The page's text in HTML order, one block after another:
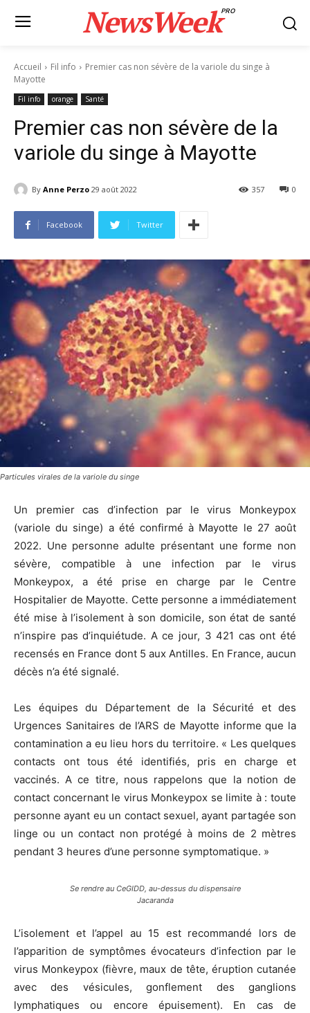
NewsWeekPRO
Accueil Fil info
Premier cas non sévère de la variole du singe à
Mayotte
Fil info orange Santé
Premier cas non sévère de la
variole du singe à Mayotte
By Anne Perzo 29 août 2022 0
357
Facebook Twitter
Particules virales de la variole du singe
Un premier cas d’infection par le virus Monkeypox
(variole du singe) a été confirmé à Mayotte le 27 août
2022. Une personne adulte présentant une forme non
sévère, compatible à une infection par le virus
Monkeypox, a été prise en charge par le Centre
Hospitalier de Mayotte. Cette personne a immédiatement
été mise à l’isolement à son domicile, son état de santé
n’inspire pas d’inquiétude. A ce jour, 3 421 cas ont été
recensés en France dont 5 aux Antilles. En France, aucun
décès n’a été signalé.
Les équipes du Département de la Sécurité et des
Urgences Sanitaires de l’ARS de Mayotte informe que la
contamination a eu lieu hors du territoire. « Les quelques
contacts ont tous été identifiés, pris en charge et
vaccinés. A ce titre, nous rappelons que la notion de
contact concernant le virus Monkeypox se limite à : toute
personne ayant eu un contact sexuel, ayant partagée son
linge ou un contact non protégé à moins de 2 mètres
pendant 3 heures d’une personne symptomatique. »
Se rendre au CeGIDD, au-dessus du dispensaire
Jacaranda
L’isolement et l’appel au 15 est recommandé lors de
l’apparition de symptômes évocateurs d’infection par le
virus Monkeypox (fièvre, maux de tête, éruption cutanée
avec des vésicules, gonflement des ganglions
lymphatiques ou encore épuisement). En cas de